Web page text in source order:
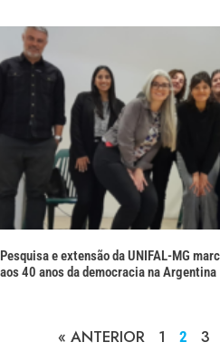
Pesquisa e extensão da UNIFAL-MG
aos 40 anos da democracia na Argentina
« ANTERIOR 1 2 3